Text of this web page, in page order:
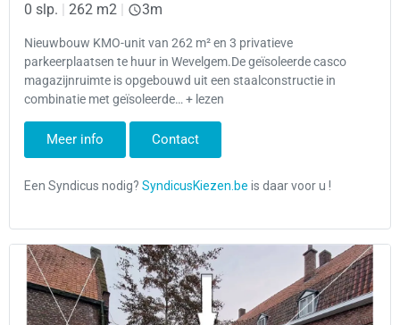
0 slp. 262 m2 3m
Nieuwbouw KMO-unit van 262 m² en 3 privatieve
parkeerplaatsen te huur in Wevelgem.De geïsoleerde casco
magazijnruimte is opgebouwd uit een staalconstructie in
combinatie met geïsoleerde… + lezen
Meer info Contact